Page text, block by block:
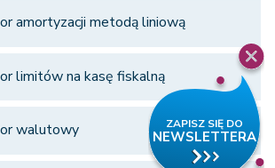
amortyzacji metodą liniową
limitów na kasę fiskalną
walutowy